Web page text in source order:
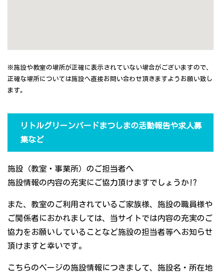
※施設や教室の場所が正確に表示されていない場合がございますので、
正確な場所については施設へ直接お問い合わせ頂きますようお願い致し
ます。
リトルグリーンバードまつしまの活動報告や求人募
集など
施設（教室・事業所）のご担当者へ
施設情報の内容の充実にご協力頂けますでしょうか!?
また、教室のご利用されているご家族様、施設の職員様や
ご関係者におかれましては、当サイトでは内容の充実のご
協力をお願いしていることなど施設の担当者等へお知らせ
頂けますと幸いです。
こちらのページの施設情報につきまして、施設名・所在地